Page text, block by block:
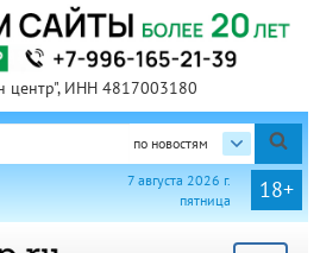
центр", ИНН 4817003180
по новостям
18+
7 августа 2026 г.
пятница